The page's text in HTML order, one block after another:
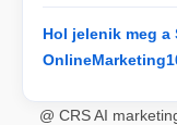
Hol jelenik meg a
@ CRS AI